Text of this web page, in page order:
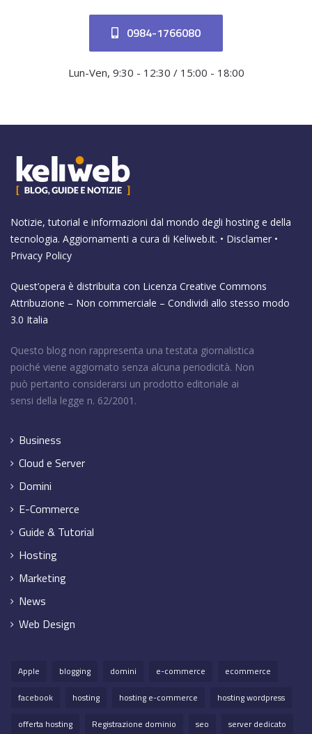
0984-1766080
Lun-Ven, 9:30 - 12:30 / 15:00 - 18:00
Notizie, tutorial e informazioni dal mondo degli hosting e della
tecnologia. Aggiornamenti a cura di Keliweb.it. • Disclamer •
Privacy Policy
Quest’opera è distribuita con Licenza Creative Commons
Attribuzione – Non commerciale – Condividi allo stesso modo
3.0 Italia
Questo blog non rappresenta una testata giornalistica
poiché viene aggiornato senza alcuna periodicità. Non
può pertanto considerarsi un prodotto editoriale ai
sensi della legge n. 62/2001.
Business
Cloud e Server
Domini
E-Commerce
Guide & Tutorial
Hosting
Marketing
News
Web Design
Apple blogging domini e-commerce
ecommerce
facebook
hosting hosting e-commerce
hosting wordpress
offerta hosting
Registrazione dominio seo server dedicato